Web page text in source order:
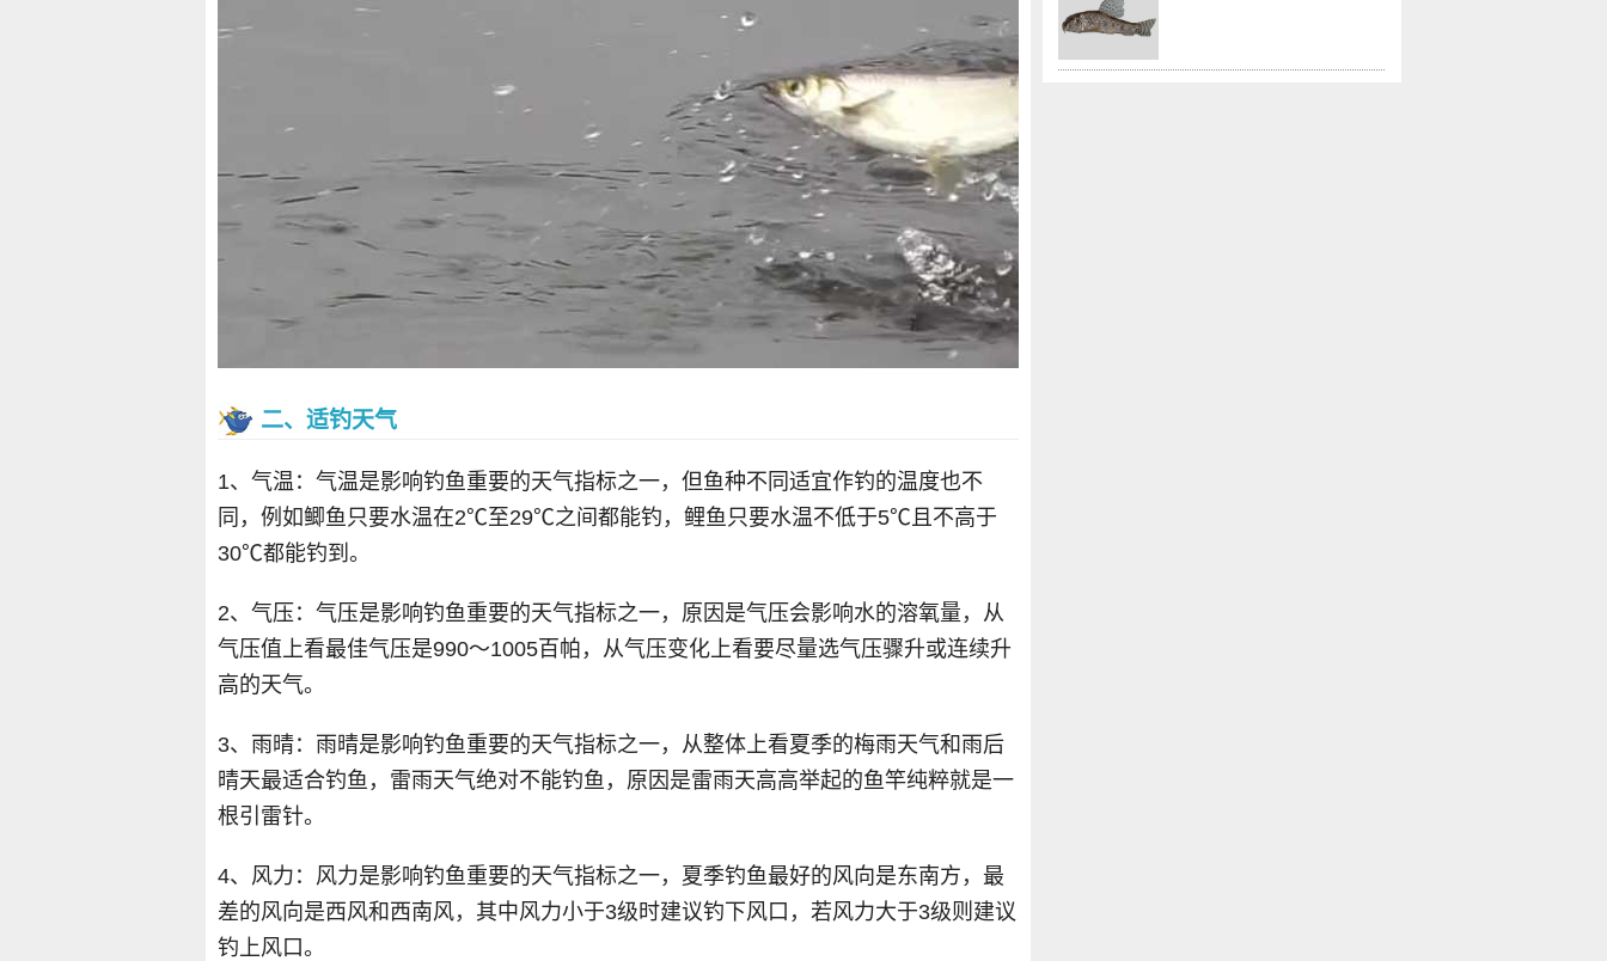
二、适钓天气
1、气温：气温是影响钓鱼重要的天气指标之一，但鱼种不同适宜作钓的温度也不
同，例如鲫鱼只要水温在2℃至29℃之间都能钓，鲤鱼只要水温不低于5℃且不高于
30℃都能钓到。
2、气压：气压是影响钓鱼重要的天气指标之一，原因是气压会影响水的溶氧量，从
气压值上看最佳气压是990～1005百帕，从气压变化上看要尽量选气压骤升或连续升
高的天气。
3、雨晴：雨晴是影响钓鱼重要的天气指标之一，从整体上看夏季的梅雨天气和雨后
晴天最适合钓鱼，雷雨天气绝对不能钓鱼，原因是雷雨天高高举起的鱼竿纯粹就是一
根引雷针。
4、风力：风力是影响钓鱼重要的天气指标之一，夏季钓鱼最好的风向是东南方，最
差的风向是西风和西南风，其中风力小于3级时建议钓下风口，若风力大于3级则建议
钓上风口。